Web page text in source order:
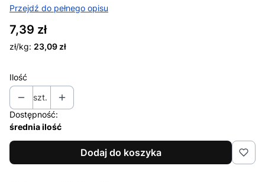
Przejdź do pełnego opisu
Cena
7,39 zł
zł/kg: 23,09 zł
Ilość
szt.
Dostępność:
średnia ilość
Dodaj do koszyka